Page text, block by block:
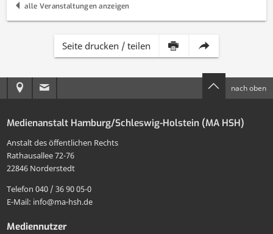
alle Veranstaltungen anzeigen
Seite drucken / teilen
Inhalt Diese
per
Anreise
MA
HSH
an
die
MA
HSH
nach oben
Medienanstalt Hamburg/Schleswig-Holstein (MA HSH)
Anstalt des öffentlichen Rechts
Rathausallee 72-76
22846 Norderstedt
Telefon 040 / 36 90 05-0
E-Mail: info@ma-hsh.de
Mediennutzer